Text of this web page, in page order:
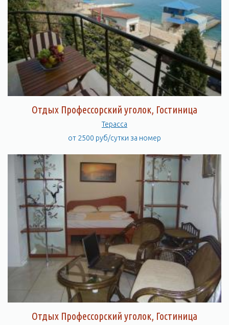
Отдых Профессорский уголок, Гостиница
Терасса
от 2500 руб/сутки за номер
Отдых Профессорский уголок, Гостиница